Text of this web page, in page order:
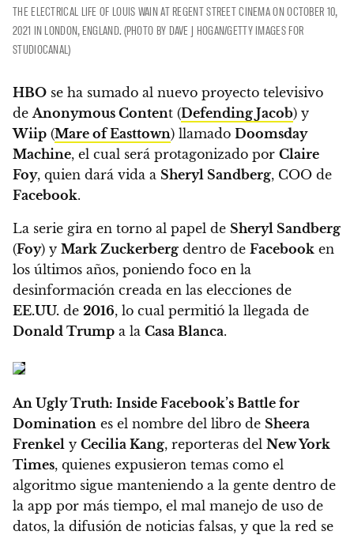
THE ELECTRICAL LIFE OF LOUIS WAIN AT REGENT STREET CINEMA ON OCTOBER 10,
2021 IN LONDON, ENGLAND. (PHOTO BY DAVE J HOGAN/GETTY IMAGES FOR
STUDIOCANAL)
HBO se ha sumado al nuevo proyecto televisivo
de Anonymous Content (Defending Jacob) y
Wiip (Mare of Easttown) llamado Doomsday
Machine, el cual será protagonizado por Claire
Foy, quien dará vida a Sheryl Sandberg, COO de
Facebook.
La serie gira en torno al papel de Sheryl Sandberg
(Foy) y Mark Zuckerberg dentro de Facebook en
los últimos años, poniendo foco en la
desinformación creada en las elecciones de
EE.UU. de 2016, lo cual permitió la llegada de
Donald Trump a la Casa Blanca.
An Ugly Truth: Inside Facebook’s Battle for
Domination es el nombre del libro de Sheera
Frenkel y Cecilia Kang, reporteras del New York
Times, quienes expusieron temas como el
algoritmo sigue manteniendo a la gente dentro de
la app por más tiempo, el mal manejo de uso de
datos, la difusión de noticias falsas, y que la red se